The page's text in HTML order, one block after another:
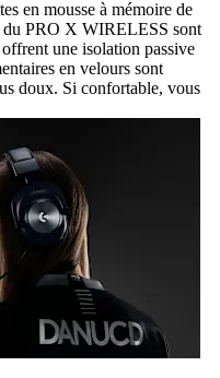
en mousse à mémoire de
du PRO X WIRELESS sont
une isolation passive
en velours sont
doux. Si confortable, vous